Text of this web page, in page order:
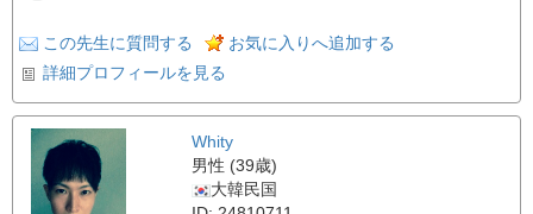
この先生に質問する
お気に入りへ追加する
詳細プロフィールを見る
Whity
男性 (39歳)
大韓民国